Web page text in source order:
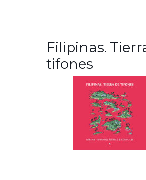
Filipinas.
tifones